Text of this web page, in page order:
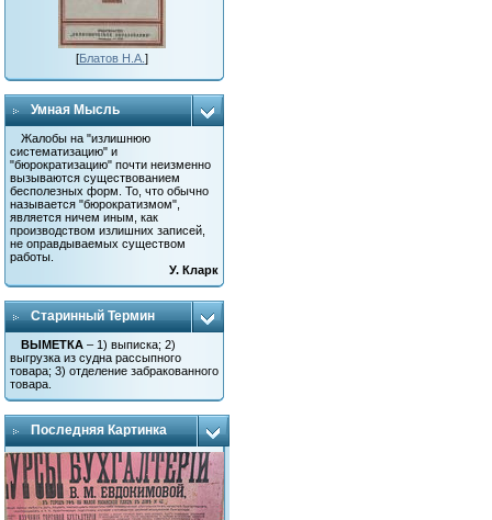
[Блатов Н.А. ]
Умная Мысль
Жалобы на "излишнюю
систематизацию" и
"бюрократизацию" почти неизменно
вызываются существованием
бесполезных форм. То, что обычно
называется "бюрократизмом",
является ничем иным, как
производством излишних записей,
не оправдываемых существом
работы.
У. Кларк
Старинный Термин
ВЫМЕТКА – 1) выписка; 2)
выгрузка из судна рассыпного
товара; 3) отделение забракованного
товара.
Последняя Картинка